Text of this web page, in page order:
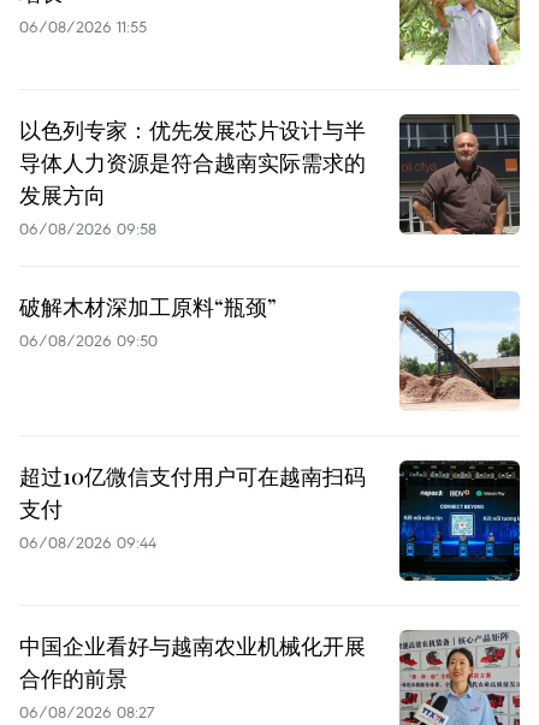
06/08/2026 11:55
以色列专家：优先发展芯片设计与半
导体人力资源是符合越南实际需求的
发展方向
06/08/2026 09:58
破解木材深加工原料“瓶颈”
06/08/2026 09:50
超过10亿微信支付用户可在越南扫码
支付
06/08/2026 09:44
中国企业看好与越南农业机械化开展
合作的前景
06/08/2026 08:27